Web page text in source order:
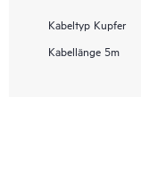
Kabeltyp Kupfer
Kabellänge 5m